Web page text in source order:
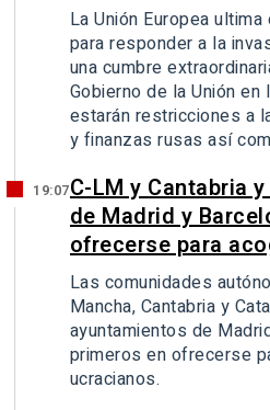
La Unión Europea
para responder a la
una cumbre
Gobierno de la Unión
estarán restricciones a
y finanzas rusas así
19:07C-LM y Cantabria
de Madrid y
ofrecerse para
Las comunidades
Mancha, Cantabria y
ayuntamientos de
primeros en ofrecerse
ucracianos.